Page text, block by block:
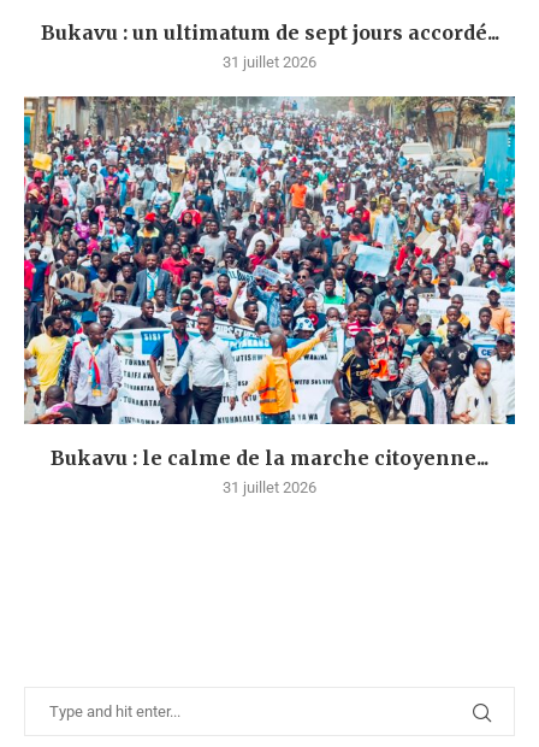
Bukavu : un ultimatum de sept jours accordé...
31 juillet 2026
Bukavu : le calme de la marche citoyenne...
31 juillet 2026